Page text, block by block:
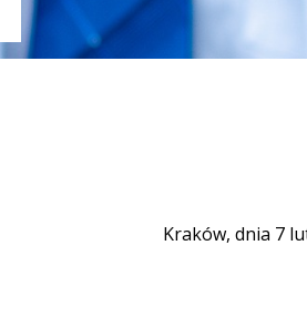
Kraków, dnia 7